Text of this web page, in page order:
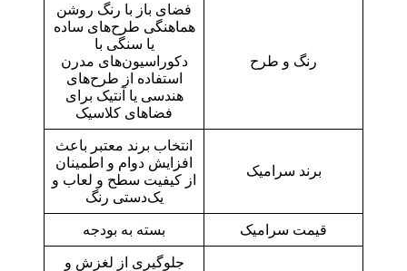
رنگ و طرح
فضای باز با رنگ روشن
هماهنگی طرح‌های ساده
یا سنگی با
دکوراسیون‌های مدرن
استفاده از طرح‌های
هندسی یا آنتیک برای
فضاهای کلاسیک
برند سرامیک
انتخاب برند معتبر باعث
افزایش دوام و اطمینان
از کیفیت سطح و لعاب و
یک‌دستی رنگ
قیمت سرامیک بسته به بودجه
جلوگیری از لغزش و